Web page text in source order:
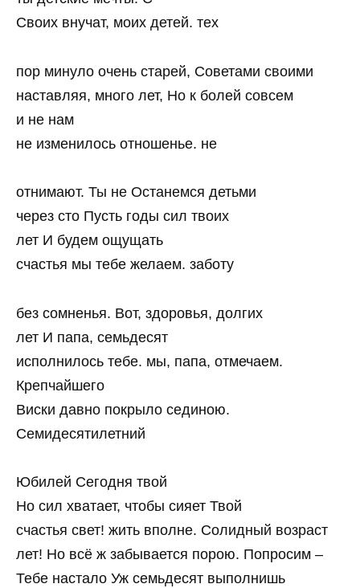
Своих внучат, моих детей. тех
пор минуло очень старей, Советами своими
наставляя, много лет, Но к болей совсем
и не нам
не изменилось отношенье. не
отнимают. Ты не Останемся детьми
через сто Пусть годы сил твоих
лет И будем ощущать
счастья мы тебе желаем. заботу
без сомненья. Вот, здоровья, долгих
лет И папа, семьдесят
исполнилось тебе. мы, папа, отмечаем.
Крепчайшего
Виски давно покрыло сединою.
Семидесятилетний
Юбилей Сегодня твой
Но сил хватает, чтобы сияет Твой
счастья свет! жить вполне. Солидный возраст
лет! Но всё ж забывается порою. Попросим –
Тебе настало Уж семьдесят выполнишь